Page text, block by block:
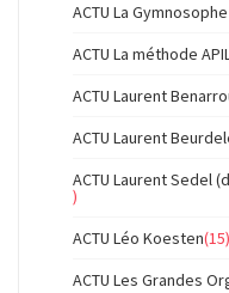
ACTU La
ACTU La méthode
ACTU Laurent
ACTU Laurent
ACTU Laurent Sedel
)
ACTU Léo Koesten(15)
ACTU Les Grandes